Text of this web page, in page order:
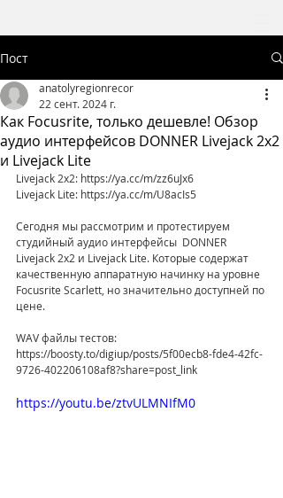
Пост
Как Focusrite, только дешевле! Обзор
аудио интерфейсов DONNER Livejack 2x2
и Livejack Lite
anatolyregionrecor
22 сент. 2024 г.
Livejack 2x2: https://ya.cc/m/zz6uJx6
Livejack Lite: https://ya.cc/m/U8acIs5
Сегодня мы рассмотрим и протестируем
студийный аудио интерфейсы  DONNER
Livejack 2x2 и Livejack Lite. Которые содержат
качественную аппаратную начинку на уровне
Focusrite Scarlett, но значительно доступней по
цене.
WAV файлы тестов:
https://boosty.to/digiup/posts/5f00ecb8-fde4-42fc-
9726-402206108af8?share=post_link
https://youtu.be/ztvULMNIfM0